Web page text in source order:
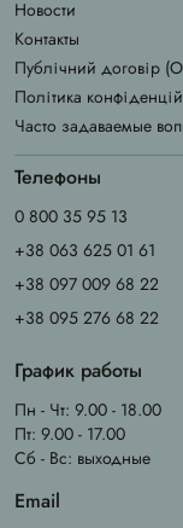
Новости
Контакты
Публічний договір
Політика
Часто задаваемые
Телефоны
0 800 35 95 13
+38 063 625 01 61
+38 097 009 68 22
+38 095 276 68 22
График работы
Пн - Чт: 9.00 - 18.00
Пт: 9.00 - 17.00
Сб - Вс: выходные
Email